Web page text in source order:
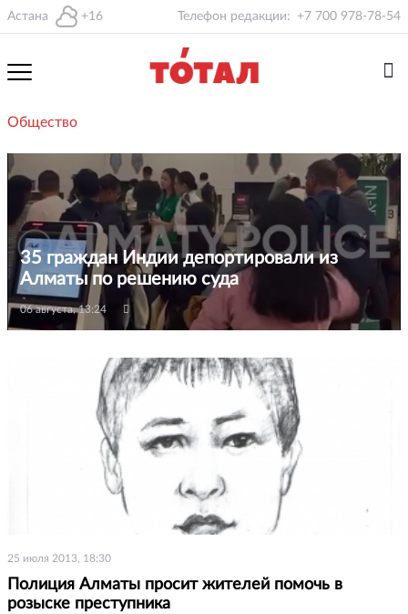
Астана +16 Телефон редакции: +7 700 978-78-54
Общество
35 граждан Индии депортировали из
Алматы по решению суда
06 августа, 13:24
25 июля 2013, 18:30
Полиция Алматы просит жителей помочь в
розыске преступника